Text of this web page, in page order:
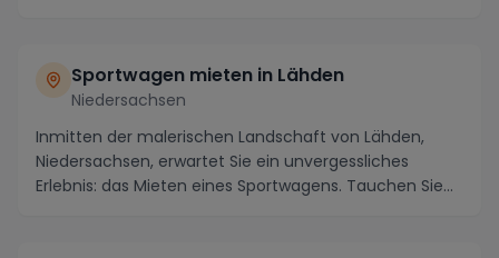
Sportwagen mieten in Lähden
Niedersachsen
Inmitten der malerischen Landschaft von Lähden,
Niedersachsen, erwartet Sie ein unvergessliches
Erlebnis: das Mieten eines Sportwagens. Tauchen Sie